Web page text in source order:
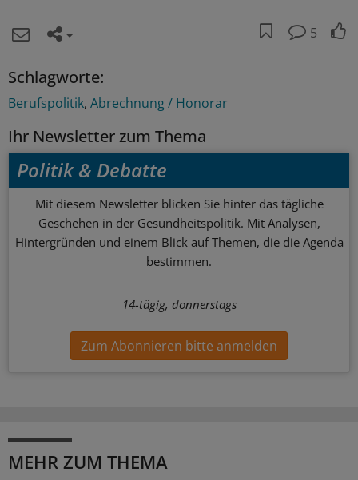
5
Schlagworte:
Berufspolitik Abrechnung / Honorar
Ihr Newsletter zum Thema
Politik & Debatte
Mit diesem Newsletter blicken Sie hinter das tägliche
Geschehen in der Gesundheitspolitik. Mit Analysen,
Hintergründen und einem Blick auf Themen, die die Agenda
bestimmen.
14-tägig, donnerstags
Zum Abonnieren bitte anmelden
MEHR ZUM THEMA